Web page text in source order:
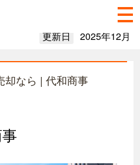
更新日 2025年12月
却なら | 代和商事